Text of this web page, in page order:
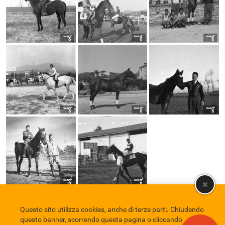
Comune di Eboli Servizio Bibliotecario Nazionale
Privacy policy
Questo sito utilizza cookies, anche di terze parti. Chiudendo
questo banner, scorrendo questa pagina o cliccando